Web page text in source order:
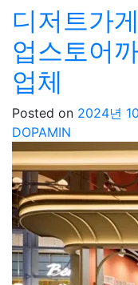
디저트가
업스토어
업체
Posted on 2024년
DOPAMIN